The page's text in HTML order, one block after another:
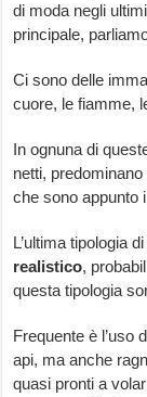
di moda negli
principale,
Ci sono delle
cuore, le fiamme,
In ognuna di
netti,
che sono appunto
L’ultima tipologia
realistico,
questa tipologia
Frequente è l’uso
api, ma anche
quasi pronti a